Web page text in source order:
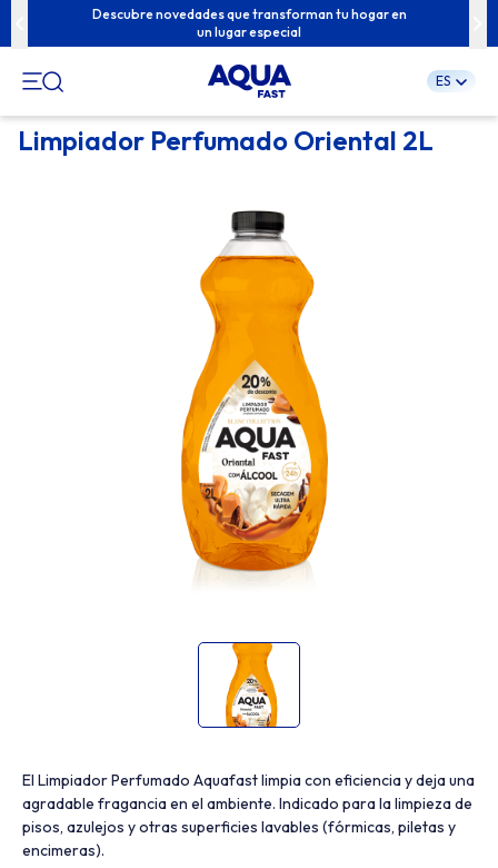
Pular
para
Descubre novedades que transforman tu hogar en
un lugar especial
ES
Limpiador Perfumado Oriental 2L
El Limpiador Perfumado Aquafast limpia con eficiencia y deja una
agradable fragancia en el ambiente. Indicado para la limpieza de
pisos, azulejos y otras superficies lavables (fórmicas, piletas y
encimeras).